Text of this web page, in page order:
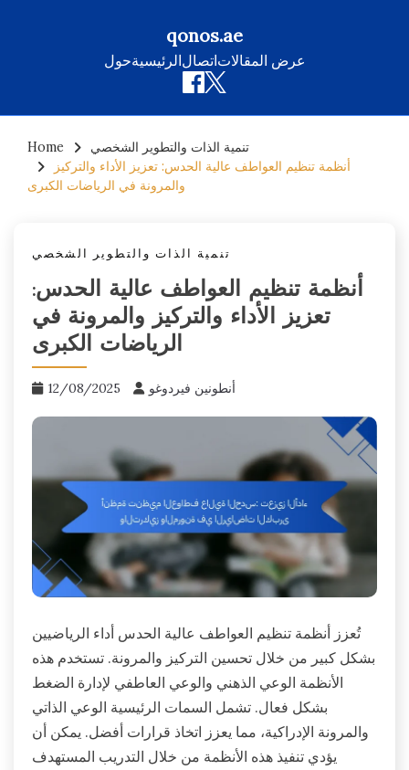
qonos.ae
حولالرئيسيةاتصالعرض المقالات
content
Home
تنمية الذات والتطوير الشخصي
أنظمة تنظيم العواطف عالية الحدس: تعزيز الأداء والتركيز
والمرونة في الرياضات الكبرى
تنمية الذات والتطوير الشخصي
أنظمة تنظيم العواطف عالية الحدس:
تعزيز الأداء والتركيز والمرونة في
الرياضات الكبرى
12/08/2025 أنطونين فيردوغو
تُعزز أنظمة تنظيم العواطف عالية الحدس أداء الرياضيين
بشكل كبير من خلال تحسين التركيز والمرونة. تستخدم هذه
الأنظمة الوعي الذهني والوعي العاطفي لإدارة الضغط
بشكل فعال. تشمل السمات الرئيسية الوعي الذاتي
والمرونة الإدراكية، مما يعزز اتخاذ قرارات أفضل. يمكن أن
يؤدي تنفيذ هذه الأنظمة من خلال التدريب المستهدف